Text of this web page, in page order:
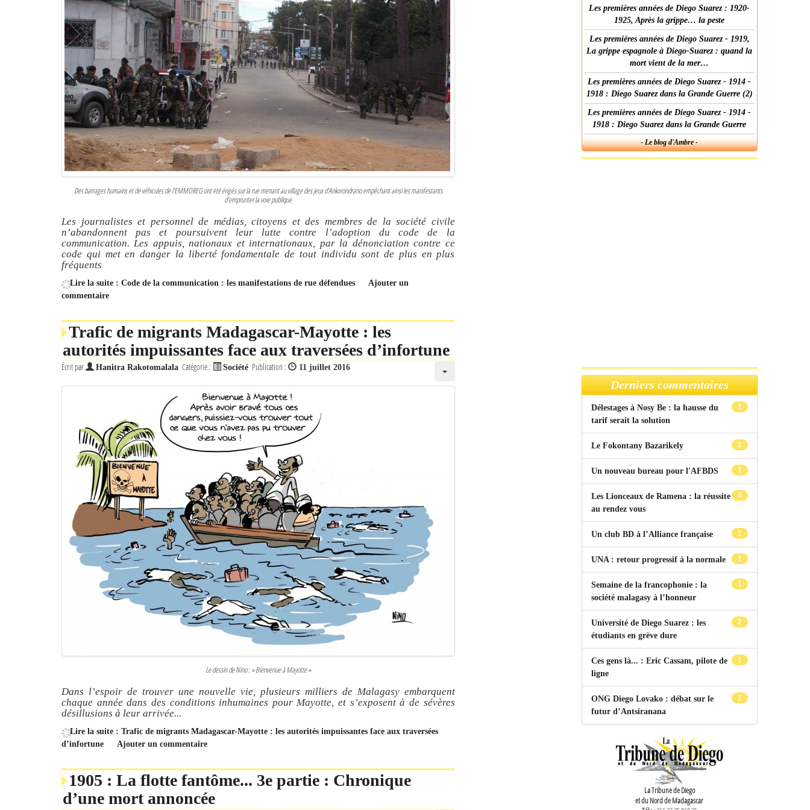
Des barrages humains et de véhicules de l’EMMOREG ont été érigés sur la rue menant au village des jeux d’Ankorondrano empêchant ainsi les manifestants
d’emprunter la voie publique
Les journalistes et personnel de médias, citoyens et des membres de la société civile
n’abandonnent pas et poursuivent leur lutte contre l’adoption du code de la
communication. Les appuis, nationaux et internationaux, par la dénonciation contre ce
code qui met en danger la liberté fondamentale de tout individu sont de plus en plus
fréquents
Lire la suite : Code de la communication : les manifestations de rue défendues
Ajouter un
commentaire
Trafic de migrants Madagascar-Mayotte : les
autorités impuissantes face aux traversées d’infortune
Écrit par Hanitra Rakotomalala Catégorie : Société Publication : 11 juillet 2016
Le dessin de Nino : « Bienvenue à Mayotte »
Dans l’espoir de trouver une nouvelle vie, plusieurs milliers de Malagasy embarquent
chaque année dans des conditions inhumaines pour Mayotte, et s’exposent à de sévères
désillusions à leur arrivée...
Lire la suite : Trafic de migrants Madagascar-Mayotte : les autorités impuissantes face aux traversées
d’infortune
Ajouter un commentaire
1905 : La flotte fantôme... 3e partie : Chronique
d’une mort annoncée
Les premières années de Diego Suarez : 1920-
1925, Après la grippe… la peste
Les premières années de Diego Suarez - 1919,
La grippe espagnole à Diego-Suarez : quand la
mort vient de la mer…
Les premières années de Diego Suarez - 1914 -
1918 : Diego Suarez dans la Grande Guerre (2)
Les premières années de Diego Suarez - 1914 -
1918 : Diego Suarez dans la Grande Guerre
- Le blog d'Ambre -
Derniers commentaires
1
Délestages à Nosy Be : la hausse du
tarif serait la solution
1
Le Fokontany Bazarikely
1
Un nouveau bureau pour l'AFBDS
4
Les Lionceaux de Ramena : la réussite
au rendez vous
1
Un club BD à l’Alliance française
1
UNA : retour progressif à la normale
1
Semaine de la francophonie : la
société malagasy à l’honneur
2
Université de Diego Suarez : les
étudiants en grève dure
1
Ces gens là... : Eric Cassam, pilote de
ligne
1
ONG Diego Lovako : débat sur le
futur d’Antsiranana
La Tribune de Diego
et du Nord de Madagascar